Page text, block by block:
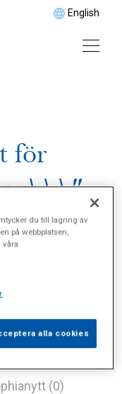
English
för
(0)
du till lagring av
på webbplatsen,
våra
alla cookies